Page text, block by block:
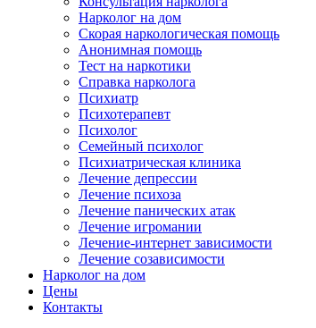
Нарколог на дом
Скорая наркологическая помощь
Анонимная помощь
Тест на наркотики
Справка нарколога
Психиатр
Психотерапевт
Психолог
Семейный психолог
Психиатрическая клиника
Лечение депрессии
Лечение психоза
Лечение панических атак
Лечение игромании
Лечение-интернет зависимости
Лечение созависимости
Нарколог на дом
Цены
Контакты